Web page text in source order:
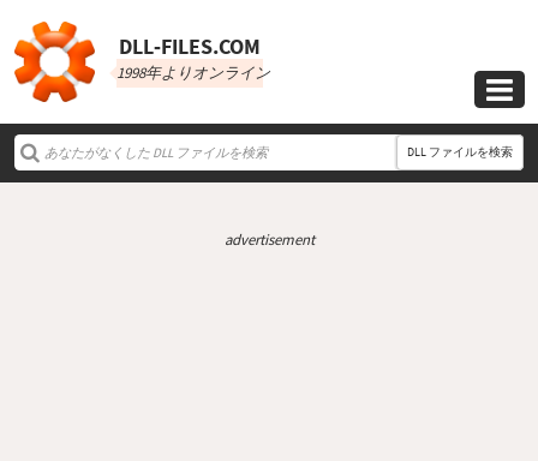
DLL‑FILES.COM
1998年よりオンライン

DLL ファイルを検索
advertisement